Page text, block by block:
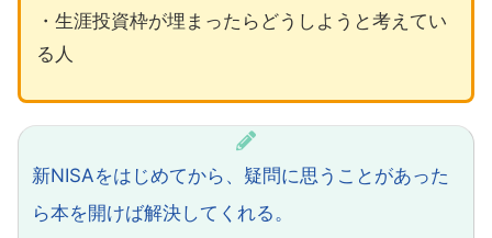
・生涯投資枠が埋まったらどうしようと考えてい
る人
新NISAをはじめてから、疑問に思うことがあった
ら本を開けば解決してくれる。